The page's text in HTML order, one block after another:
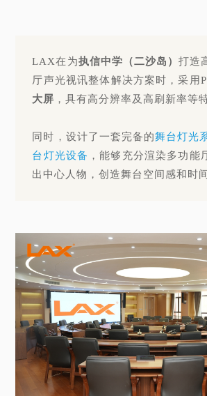
LAX在为执信中学（二沙岛）打造
厅声光视讯整体解决方案时，采用
大屏 ，具有高分辨率及高刷新率等
同时，设计了一套完备的舞台灯光
台灯光设备 ，能够充分渲染多功能
出中心人物，创造舞台空间感和时